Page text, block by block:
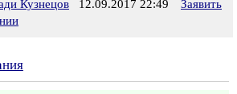
Кузнецов 12.09.2017 22:49
Заявить